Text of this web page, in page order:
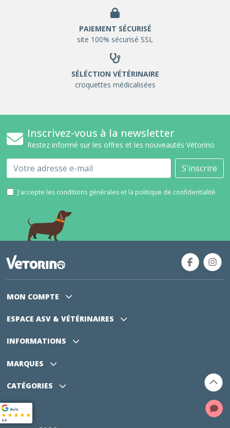
PAIEMENT SÉCURISÉ
site 100% sécurisé SSL
SÉLÉCTION VÉTÉRINAIRE
croquettes médicalisées
Inscrivez-vous à la newsletter
Restez informé sur les offres et les nouveautés Vétorino
Email S'inscrire
J'accepte les conditions générales et la politique de confidentialité
MON COMPTE
ESPACE ASV & VÉTÉRINAIRES
INFORMATIONS
MARQUES
CATÉGORIES